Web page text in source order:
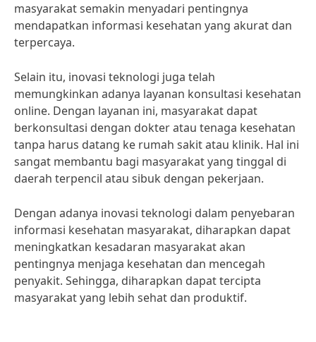
masyarakat semakin menyadari pentingnya
mendapatkan informasi kesehatan yang akurat dan
terpercaya.
Selain itu, inovasi teknologi juga telah
memungkinkan adanya layanan konsultasi kesehatan
online. Dengan layanan ini, masyarakat dapat
berkonsultasi dengan dokter atau tenaga kesehatan
tanpa harus datang ke rumah sakit atau klinik. Hal ini
sangat membantu bagi masyarakat yang tinggal di
daerah terpencil atau sibuk dengan pekerjaan.
Dengan adanya inovasi teknologi dalam penyebaran
informasi kesehatan masyarakat, diharapkan dapat
meningkatkan kesadaran masyarakat akan
pentingnya menjaga kesehatan dan mencegah
penyakit. Sehingga, diharapkan dapat tercipta
masyarakat yang lebih sehat dan produktif.